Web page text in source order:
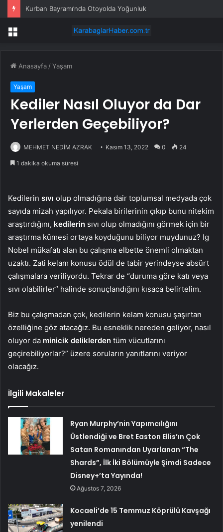
Kurban Bayramı’nda Otoyolda Yoğunluk
Menü
Anasayfa /Yaşam
Yaşam
Kediler Nasıl Oluyor da Dar
Yerlerden Geçebiliyor?
MEHMET NEDİM AZRAK Kasım 13, 2022 0 24
1 dakika okuma süresi
Kedilerin sıvı olup olmadığına dair toplumsal medyada çok
sayıda mizah yapılıyor. Pekala birilerinin çıkıp bunu nitekim
araştırdığını, kedilerin sıvı olup olmadığını görmek için bir
araştırma kümesi ortaya koyduğunu biliyor muydunuz? Ig
Nobel mükafatı alan bu çalışma elbette önemli olmaktan
uzaktı. Zati kelam konusu ödül de tabir yerindeyse absürt
çalışmalara veriliyordu. Tekrar de “duruma göre katı veya
sıvı olabilirler” halinde sonuçlandığını kısaca belirtelim.
Biz bu çalışmadan çok, kedilerin kelam konusu şaşırtan
özelliğine göz atacağız. Bu esneklik nereden geliyor, nasıl
oluyor da minicik deliklerden tüm vücutlarını
geçirebiliyorlar?” üzere soruların yanıtlarını veriyor
olacağız.
İlgili Makaleler
Ryan Murphy’nin Yapımcılığını
Üstlendiği ve Bret Easton Ellis’ın Çok
Satan Romanından Uyarlanan “The
Shards”, İlk İki Bölümüyle Şimdi Sadece
Disney+’ta Yayında!
Ağustos 7, 2026
Kocaeli’de 15 Temmuz Köprülü Kavşağı
yenilendi